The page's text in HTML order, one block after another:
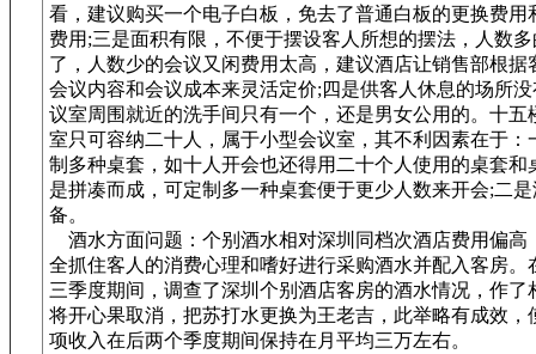
看，建议购买一个电子白板，免去了普通白板的更换费用
费用;三是面积有限，不便于摆设客人所想的摆法，人数
了，人数少的会议又闲费用太高，建议酒店让销售部根据
会议内容和会议成本来灵活定价;四是供客人休息的场所
议室周围就近的洗手间只有一个，还是男女公用的。十五
室只可容纳二十人，属于小型会议室，其不利因素在于：
制多种桌套，如十人开会也还得用二十个人使用的桌套和
是拼凑而成，可定制多一种桌套便于更少人数来开会;二
备。
酒水方面问题：个别酒水相对深圳同档次酒店费用偏高
全抓住客人的消费心理和嗜好进行采购酒水并配入客房。
三季度期间，调查了深圳个别酒店客房的酒水情况，作了
将开心果取消，把苏打水更换为王老吉，此举略有成效，
项收入在后两个季度期间保持在月平均三万左右。